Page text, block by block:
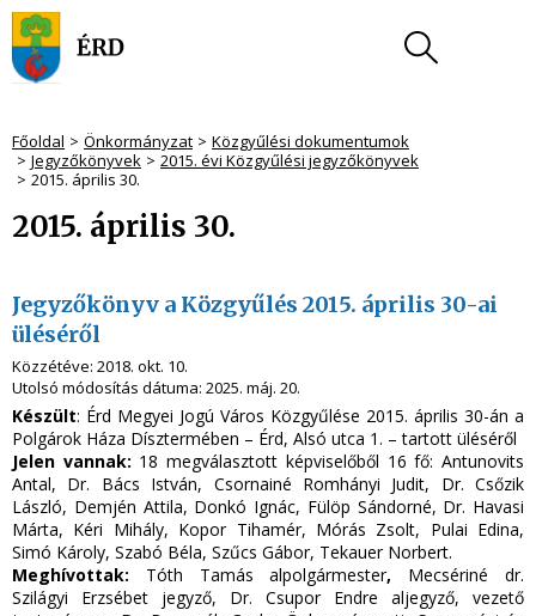
Főoldal Önkormányzat
Közgyűlési dokumentumok
Jegyzőkönyvek
2015. évi Közgyűlési jegyzőkönyvek
2015. április 30.
2015. április 30.
Jegyzőkönyv a Közgyűlés 2015. április 30-ai
üléséről
Közzétéve: 2018. okt. 10.
Utolsó módosítás dátuma: 2025. máj. 20.
Készült: Érd Megyei Jogú Város Közgyűlése 2015. április 30-án a
Polgárok Háza Dísztermében – Érd, Alsó utca 1. – tartott üléséről
Jelen vannak: 18 megválasztott képviselőből 16 fő: Antunovits
Antal, Dr. Bács István, Csornainé Romhányi Judit, Dr. Csőzik
László, Demjén Attila, Donkó Ignác, Fülöp Sándorné, Dr. Havasi
Márta, Kéri Mihály, Kopor Tihamér, Mórás Zsolt, Pulai Edina,
Simó Károly, Szabó Béla, Szűcs Gábor, Tekauer Norbert.
Meghívottak: Tóth Tamás alpolgármester, Mecsériné dr.
Szilágyi Erzsébet jegyző, Dr. Csupor Endre aljegyző, vezető